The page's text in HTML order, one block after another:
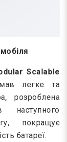
Scalable
легке та
розроблена
наступного
покращує
батареї.